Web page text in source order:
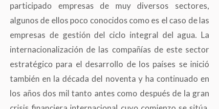
participado empresas de muy diversos sectores,
algunos de ellos poco conocidos como es el caso de las
empresas de gestión del ciclo integral del agua. La
internacionalización de las compañías de este sector
estratégico para el desarrollo de los países se inició
también en la década del noventa y ha continuado en
los años dos mil tanto antes como después de la gran